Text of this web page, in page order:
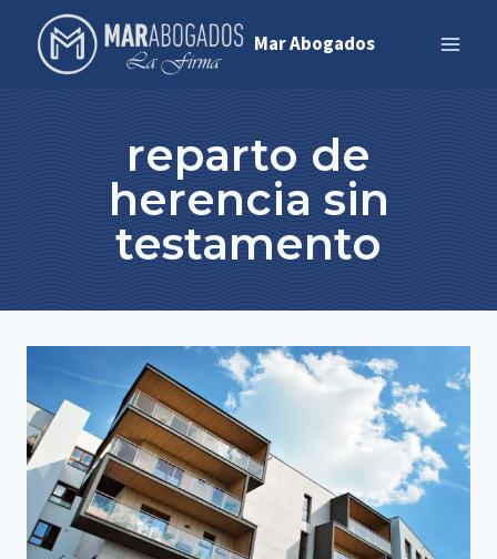
contenido
Mar Abogados
reparto de
herencia sin
testamento